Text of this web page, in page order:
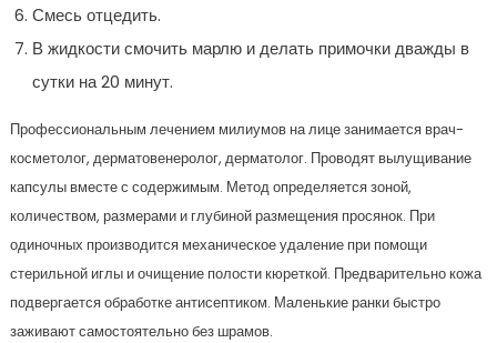
Смесь отцедить.
В жидкости смочить марлю и делать примочки дважды в
сутки на 20 минут.
Профессиональным лечением милиумов на лице занимается врач-
косметолог, дерматовенеролог, дерматолог. Проводят вылущивание
капсулы вместе с содержимым. Метод определяется зоной,
количеством, размерами и глубиной размещения просянок. При
одиночных производится механическое удаление при помощи
стерильной иглы и очищение полости кюреткой. Предварительно кожа
подвергается обработке антисептиком. Маленькие ранки быстро
заживают самостоятельно без шрамов.